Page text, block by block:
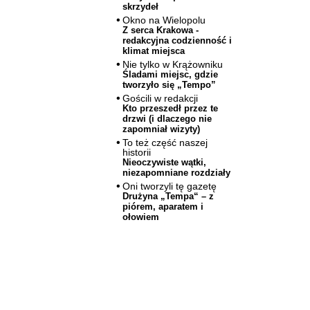
skrzydeł
Okno na Wielopolu
Z serca Krakowa -
redakcyjna codzienność i
klimat miejsca
Nie tylko w Krążowniku
Śladami miejsc, gdzie
tworzyło się „Tempo”
Gościli w redakcji
Kto przeszedł przez te
drzwi (i dlaczego nie
zapomniał wizyty)
To też część naszej
historii
Nieoczywiste wątki,
niezapomniane rozdziały
Oni tworzyli tę gazetę
Drużyna „Tempa“ – z
piórem, aparatem i
ołowiem